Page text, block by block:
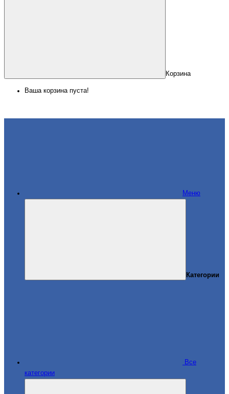
Корзина
Ваша корзина пуста!
Меню
Категории
Все
категории